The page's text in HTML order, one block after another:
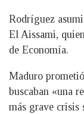
Rodríguez
El Aissami,
de Economía.
Maduro
buscaban «una
más grave crisis